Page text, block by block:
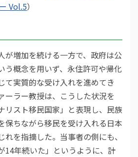
Vol.5）
が増加を続ける一方で、政府は公
う概念を用いず、永住許可や帰化
て実質的な受け入れを進めてき
ーラー教授は、こうした状況を
リスト移民国家」と表現し、民族
保ちながら移民を受け入れる日本
を指摘した。当事者の側にも、
14年続いた」というように、計